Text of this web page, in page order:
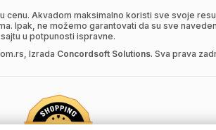
cenu. Akvadom maksimalno koristi sve svoje
Ipak, ne možemo garantovati da su sve
sajtu u potpunosti ispravne.
Izrada Concordsoft Solutions. Sva prava